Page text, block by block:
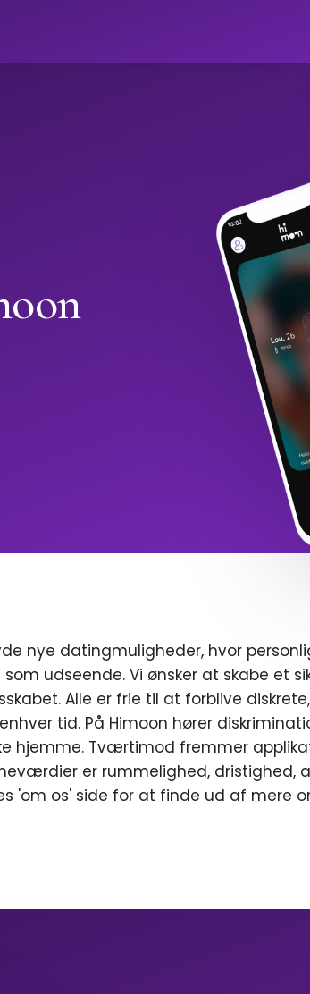
nye datingmuligheder, hvor
udseende. Vi ønsker at skabe et
Alle er frie til at forblive
tid. På Himoon hører
hjemme. Tværtimod fremmer
er rummelighed, dristighed,
'om os' side for at finde ud af mere